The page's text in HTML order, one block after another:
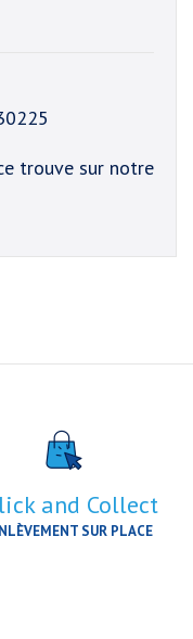
trouve sur notre
and Collect
SUR PLACE